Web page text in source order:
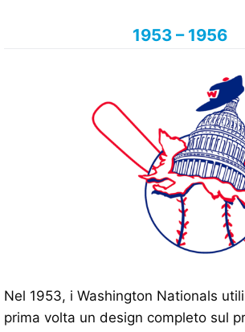
1953 – 1956
Nel 1953, i Washington Nationals
prima volta un design completo sul